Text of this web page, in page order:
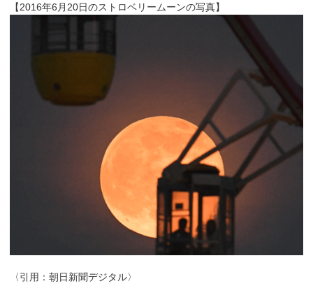
【2016年6月20日のストロベリームーンの写真】
〈引用：朝日新聞デジタル〉